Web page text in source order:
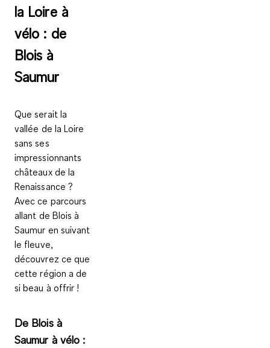
la Loire à
vélo : de
Blois à
Saumur
Que serait la
vallée de la Loire
sans ses
impressionnants
châteaux de la
Renaissance ?
Avec ce parcours
allant de Blois à
Saumur en suivant
le fleuve,
découvrez ce que
cette région a de
si beau à offrir !
De Blois à
Saumur à vélo :